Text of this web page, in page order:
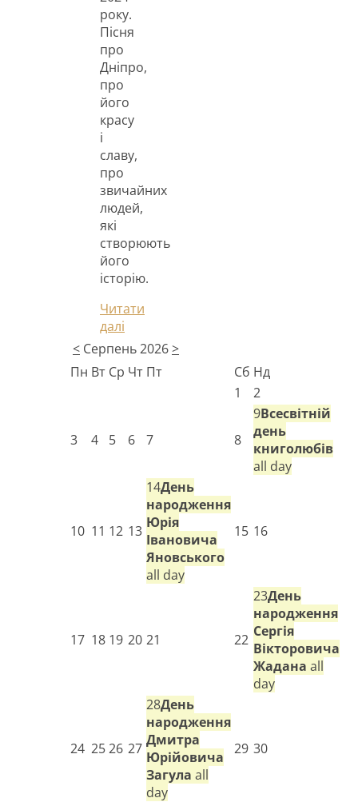
року.
Пісня
про
Дніпро,
про
його
красу
і
славу,
про
звичайних
людей,
які
створюють
його
історію.
Читати
далі
< Серпень 2026>
Пн Вт Ср Чт Пт Сб Нд
1
2
3 4 5 6 7 8
9Всесвітній
день
книголюбів
all day
10 11 12 13
14День
народження
Юрія
Івановича
Яновського
all day
15 16
17 18 19 20 21 22
23День
народження
Сергія
Вікторовича
Жадана all
day
24 2526 27
28День
народження
Дмитра
Юрійовича
Загула all
day
29 30